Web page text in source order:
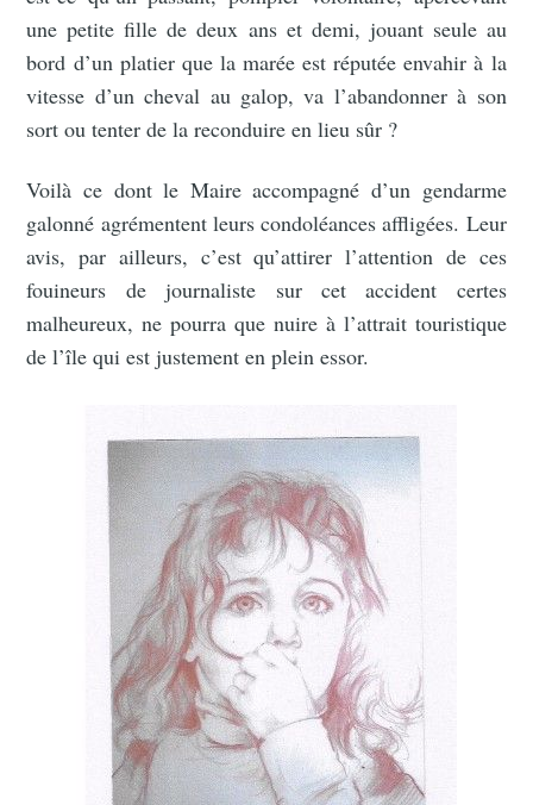
une petite fille de deux ans et demi, jouant seule au
bord d’un platier que la marée est réputée envahir à la
vitesse d’un cheval au galop, va l’abandonner à son
sort ou tenter de la reconduire en lieu sûr ?
Voilà ce dont le Maire accompagné d’un gendarme
galonné agrémentent leurs condoléances affligées. Leur
avis, par ailleurs, c’est qu’attirer l’attention de ces
fouineurs de journaliste sur cet accident certes
malheureux, ne pourra que nuire à l’attrait touristique
de l’île qui est justement en plein essor.